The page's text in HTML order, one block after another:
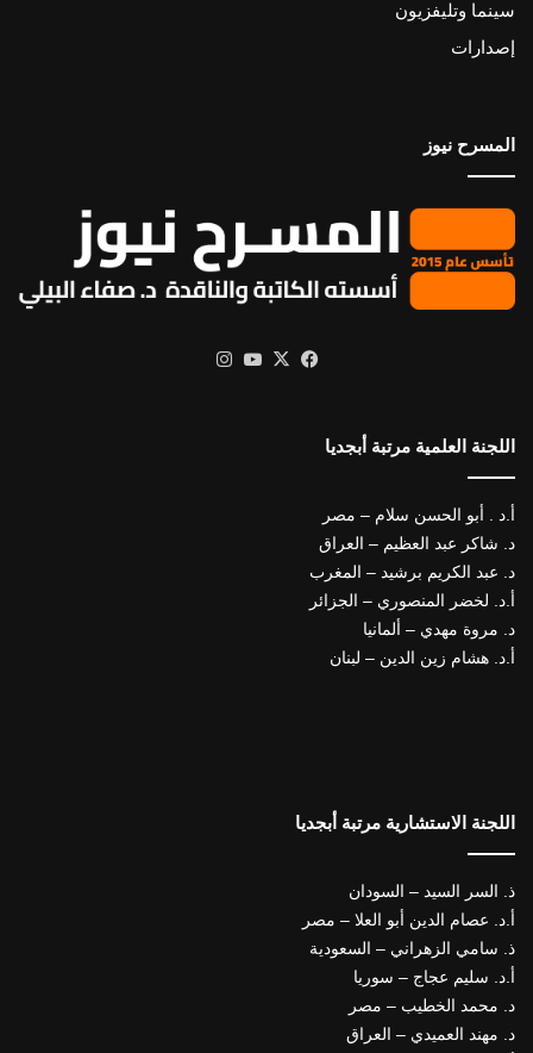
سينما وتليفزيون
إصدارات
المسرح نيوز
فيسبوك
X يوتيوب
اللجنة العلمية مرتبة أبجديا
أ.د . أبو الحسن سلام – مصر
د. شاكر عبد العظيم – العراق
د. عبد الكريم برشيد – المغرب
أ.د. لخضر المنصوري – الجزائر
د. مروة مهدي – ألمانيا
أ.د. هشام زين الدين – لبنان
اللجنة الاستشارية مرتبة أبجديا
ذ. السر السيد – السودان
أ.د. عصام الدين أبو العلا – مصر
ذ. سامي الزهراني – السعودية
أ.د. سليم عجاج – سوريا
د. محمد الخطيب – مصر
د. مهند العميدي – العراق